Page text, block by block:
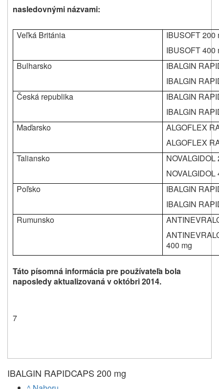
nasledovnými názvami:
Veľká Británia
IBUSOFT 200
IBUSOFT 400
Bulharsko
IBALGIN
IBALGIN
Česká republika
IBALGIN
IBALGIN
Maďarsko
ALGOFLEX
ALGOFLEX
Taliansko
NOVALGIDOL
NOVALGIDOL
Poľsko
IBALGIN
IBALGIN
Rumunsko
400 mg
Táto písomná informácia pre používateľa bola
naposledy aktualizovaná v októbri 2014.
7
IBALGIN RAPIDCAPS 200 mg